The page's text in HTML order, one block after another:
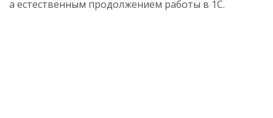
а естественным продолжением работы в 1С.